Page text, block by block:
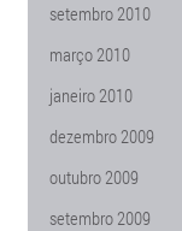
setembro 2010
março 2010
janeiro 2010
dezembro 2009
outubro 2009
setembro 2009